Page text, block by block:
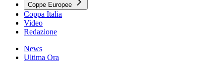
Coppe Europee
Coppa Italia
Video
Redazione
News
Ultima Ora